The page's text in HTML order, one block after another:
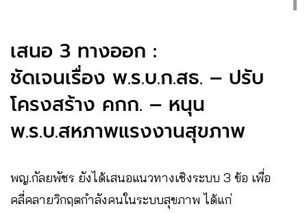
เสนอ 3 ทางออก :
ชัดเจนเรื่อง พ.ร.บ.ก.สธ. – ปรับ
โครงสร้าง คกก. – หนุน
พ.ร.บ.สหภาพแรงงานสุขภาพ
พญ.กัลยพัชร ยังได้เสนอแนวทางเชิงระบบ 3 ข้อ เพื่อ
คลี่คลายวิกฤตกำลังคนในระบบสุขภาพ ได้แก่